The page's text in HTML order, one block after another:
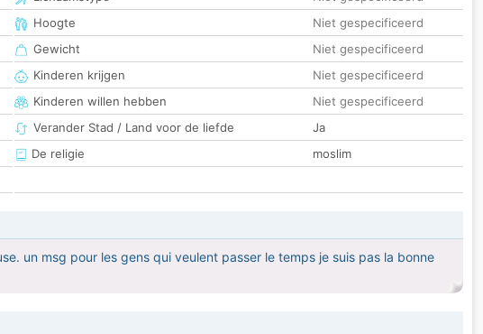
Hoogte
Niet gespecificeerd
Gewicht
Niet gespecificeerd
Kinderen krijgen
Niet gespecificeerd
Kinderen willen hebben
Niet gespecificeerd
Verander Stad / Land voor de liefde
Ja
De religie
moslim
un msg pour les gens qui veulent passer le temps je suis pas la bonne